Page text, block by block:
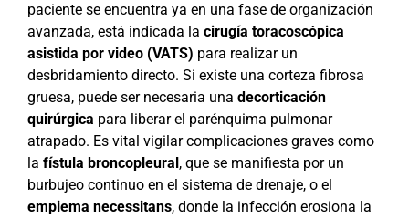
paciente se encuentra ya en una fase de organización
avanzada, está indicada la cirugía toracoscópica
asistida por video (VATS) para realizar un
desbridamiento directo. Si existe una corteza fibrosa
gruesa, puede ser necesaria una decorticación
quirúrgica para liberar el parénquima pulmonar
atrapado. Es vital vigilar complicaciones graves como
la fístula broncopleural, que se manifiesta por un
burbujeo continuo en el sistema de drenaje, o el
empiema necessitans, donde la infección erosiona la